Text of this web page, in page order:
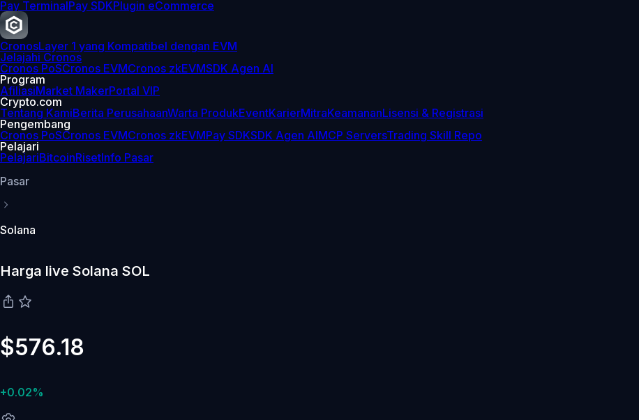
Pay TerminalPay SDKPlugin eCommerce
CronosLayer 1 yang Kompatibel dengan EVM
Jelajahi Cronos
Cronos PoSCronos EVMCronos zkEVMSDK Agen AI
Program
AfiliasiMarket MakerPortal VIP
Crypto.com
Tentang KamiBerita PerusahaanWarta ProdukEventKarierMitraKeamananLisensi & Registrasi
Pengembang
Cronos PoSCronos EVMCronos zkEVMPay SDKSDK Agen AIMCP ServersTrading Skill Repo
Pelajari
PelajariBitcoinRisetInfo Pasar
Pasar
Solana
Harga live Solana SOL
$576.18
+0.02%